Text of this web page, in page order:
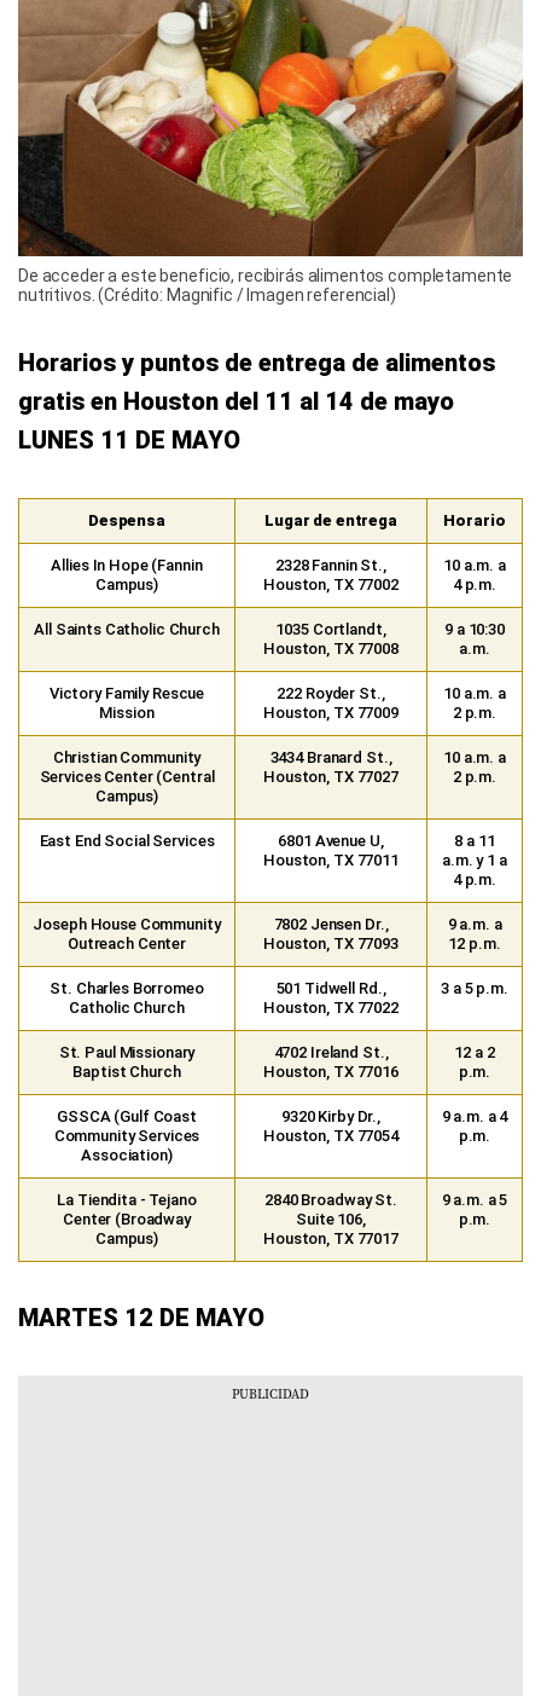
De acceder a este beneficio, recibirás alimentos completamente
nutritivos. (Crédito: Magnific / Imagen referencial)
Horarios y puntos de entrega de alimentos
gratis en Houston del 11 al 14 de mayo
LUNES 11 DE MAYO
Despensa Lugar de entrega Horario
Allies In Hope (Fannin
Campus)
2328 Fannin St.,
Houston, TX 77002
10 a.m. a
4 p.m.
All Saints Catholic Church
1035 Cortlandt,
Houston, TX 77008
9 a 10:30
a.m.
Victory Family Rescue
Mission
222 Royder St.,
Houston, TX 77009
10 a.m. a
2 p.m.
Christian Community
Services Center (Central
Campus)
3434 Branard St.,
Houston, TX 77027
10 a.m. a
2 p.m.
East End Social Services
6801 Avenue U,
Houston, TX 77011
8 a 11
a.m. y 1 a
4 p.m.
Joseph House Community
Outreach Center
7802 Jensen Dr.,
Houston, TX 77093
9 a.m. a
12 p.m.
St. Charles Borromeo
Catholic Church
501 Tidwell Rd.,
Houston, TX 77022
3 a 5 p.m.
St. Paul Missionary
Baptist Church
4702 Ireland St.,
Houston, TX 77016
12 a 2
p.m.
GSSCA (Gulf Coast
Community Services
Association)
9320 Kirby Dr.,
Houston, TX 77054
9 a.m. a 4
p.m.
La Tiendita - Tejano
Center (Broadway
Campus)
2840 Broadway St.
Suite 106,
Houston, TX 77017
9 a.m. a 5
p.m.
MARTES 12 DE MAYO